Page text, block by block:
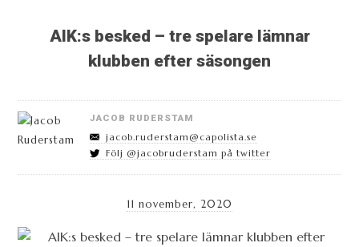
AIK:s besked – tre spelare lämnar
klubben efter säsongen
JACOB RUDERSTAM
jacob.ruderstam@capolista.se
Följ @jacobruderstam på twitter
11 november, 2020